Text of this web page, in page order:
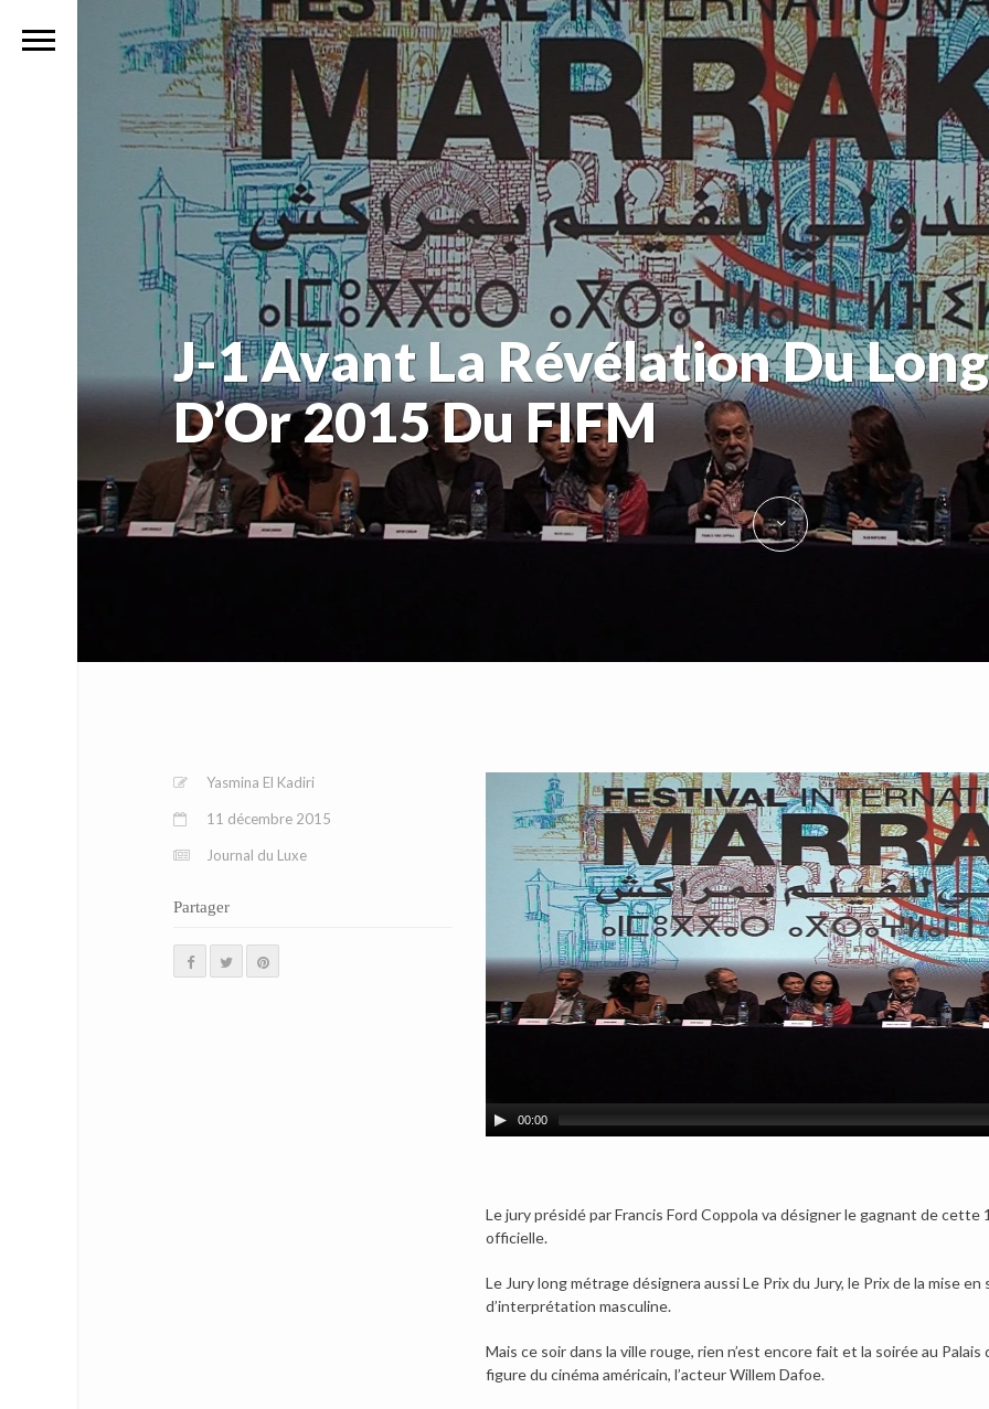
J-1 Avant La Révélation Du
D’Or 2015 Du FIFM
Yasmina El Kadiri
11 décembre 2015
Journal du Luxe
Partager
00:00
Le jury présidé par Francis Ford Coppola va désigner le gagnant de
officielle.
Le Jury long métrage désignera aussi Le Prix du Jury, le Prix de la mise
d’interprétation masculine.
Mais ce soir dans la ville rouge, rien n’est encore fait et la soirée au
figure du cinéma américain, l’acteur Willem Dafoe.